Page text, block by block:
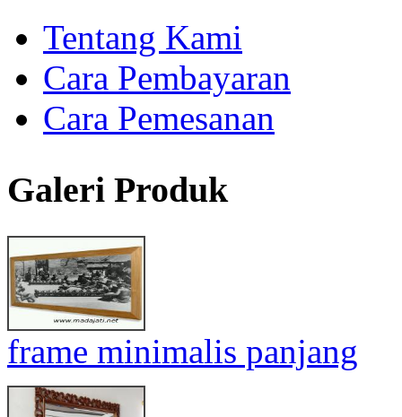
Tentang Kami
Cara Pembayaran
Cara Pemesanan
Galeri Produk
frame minimalis panjang